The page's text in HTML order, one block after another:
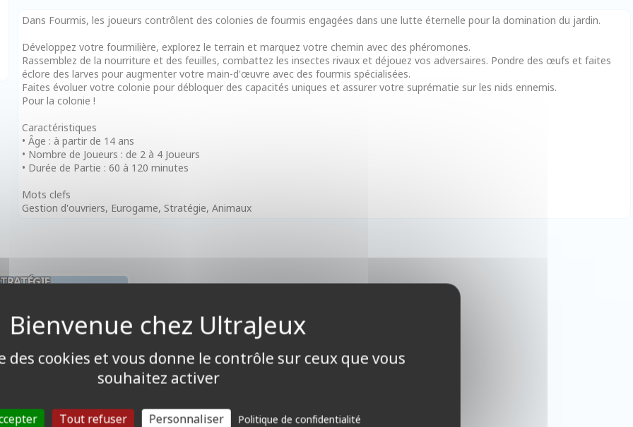
Dans Fourmis, les joueurs contrôlent des colonies de fourmis engagées dans une lutte éternelle pour la domination du jardin.
Développez votre fourmilière, explorez le terrain et marquez votre chemin avec des phéromones.
Rassemblez de la nourriture et des feuilles, combattez les insectes rivaux et déjouez vos adversaires. Pondre des œufs et faites
éclore des larves pour augmenter votre main-d'œuvre avec des fourmis spécialisées.
Faites évoluer votre colonie pour débloquer des capacités uniques et assurer votre suprématie sur les nids ennemis.
Pour la colonie !
Caractéristiques
• Âge : à partir de 14 ans
• Nombre de Joueurs : de 2 à 4 Joueurs
• Durée de Partie : 60 à 120 minutes
Mots clefs
Gestion d'ouvriers, Eurogame, Stratégie, Animaux
des cookies et vous donne le contrôle sur ceux que vous
souhaitez activer
Tout refuser Personnaliser Politique de confidentialité